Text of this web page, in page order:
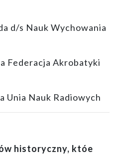
d/s Nauk Wychowania
Federacja Akrobatyki
Unia Nauk Radiowych
historyczny, któe